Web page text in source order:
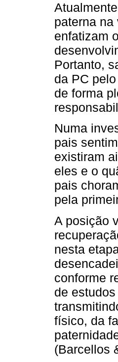
paterna
enfatizam
Portanto,
da PC
de forma
Numa
pais
existiram
eles e o
pais
pela
A posição
nesta
conforme
de
físico, da
(Barcellos